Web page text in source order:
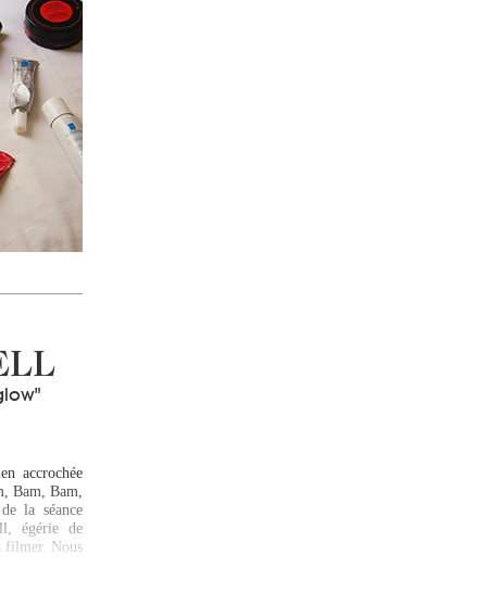
accrochée
Bam, Bam,
la séance
égérie de
filmer. Nous